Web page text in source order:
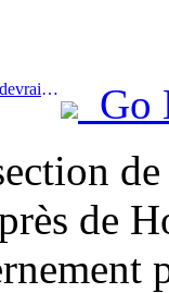
Prev:Plus de 18 millions de personnes devraient entrer et sortir du pays pendant les neuf jours de vacances du Nouvel An chinois.
Go
de